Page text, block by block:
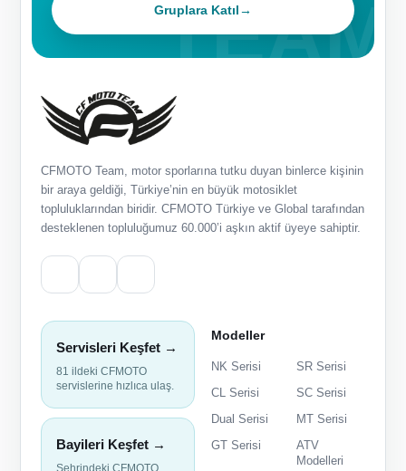
Gruplara Katıl→
CFMOTO Team, motor sporlarına tutku duyan binlerce kişinin
bir araya geldiği, Türkiye’nin en büyük motosiklet
topluluklarından biridir. CFMOTO Türkiye ve Global tarafından
desteklenen topluluğumuz 60.000’i aşkın aktif üyeye sahiptir.
Servisleri Keşfet →
81 ildeki CFMOTO
servislerine hızlıca ulaş.
Bayileri Keşfet →
Modeller
NK Serisi
SR Serisi
CL Serisi
SC Serisi
Dual Serisi
MT Serisi
GT Serisi
ATV
Modelleri